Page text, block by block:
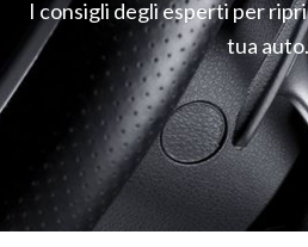
I consigli degli esperti per
tua auto.